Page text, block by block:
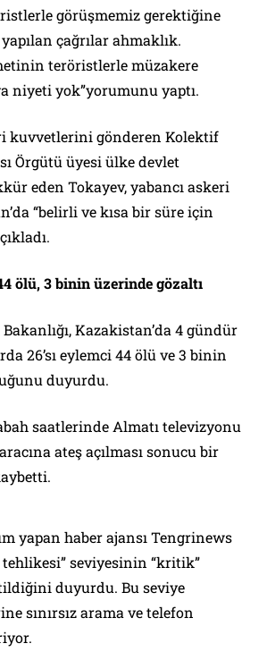
görüşmemiz gerektiğine
çağrılar ahmaklık.
teröristlerle müzakere
niyeti yok”yorumunu yaptı.
kuvvetlerini gönderen Kolektif
Örgütü üyesi ülke devlet
eden Tokayev, yabancı askeri
“belirli ve kısa bir süre için
ölü, 3 binin üzerinde gözaltı
Kazakistan’da 4 gündür
26’sı eylemci 44 ölü ve 3 binin
duyurdu.
saatlerinde Almatı televizyonu
ateş açılması sonucu bir
yapan haber ajansı Tengrinews
seviyesinin “kritik”
duyurdu. Bu seviye
sınırsız arama ve telefon